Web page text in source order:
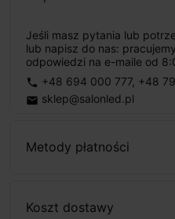
Jeśli masz pytania lub
lub napisz do nas:
odpowiedzi na e-maile od
phone +48 694 000 777, +48
email sklep@salonled.pl
Metody płatności
Koszt dostawy